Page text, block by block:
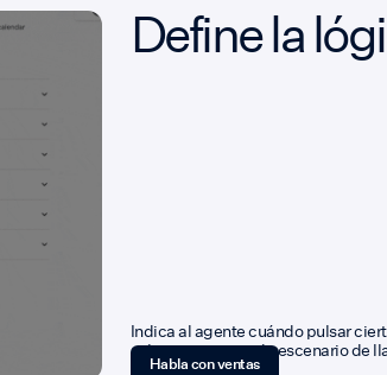
Define la
Indica al agente cuándo pulsar
seleccionar en cada escenario de
Habla con ventas